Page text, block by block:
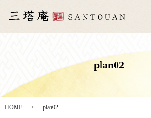
plan02
HOME plan02